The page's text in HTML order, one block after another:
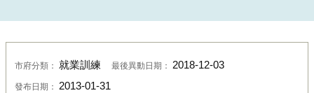
市府分類： 就業訓練 最後異動日期： 2018-12-03
發布日期： 2013-01-31